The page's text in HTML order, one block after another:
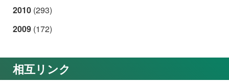
2010 (293)
2009 (172)
相互リンク